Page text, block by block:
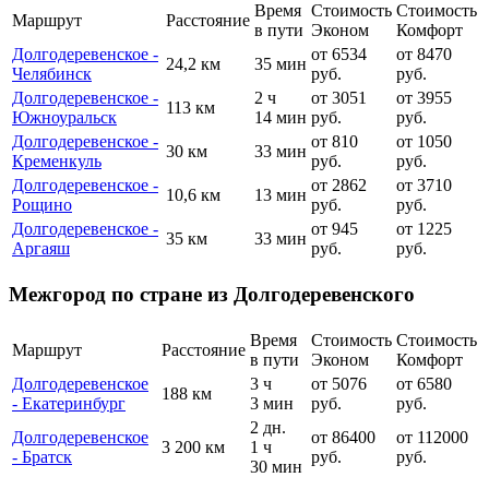
Маршрут Расстояние
Время
в пути
Стоимость
Эконом
Стоимость
Комфорт
Долгодеревенское -
Челябинск
24,2 км 35 мин
от 6534
руб.
от 8470
руб.
Долгодеревенское -
Южноуральск
113 км
2 ч
14 мин
от 3051
руб.
от 3955
руб.
Долгодеревенское -
Кременкуль
30 км 33 мин
от 810
руб.
от 1050
руб.
Долгодеревенское -
Рощино
10,6 км 13 мин
от 2862
руб.
от 3710
руб.
Долгодеревенское -
Аргаяш
35 км 33 мин
от 945
руб.
от 1225
руб.
Межгород по стране из Долгодеревенского
Маршрут Расстояние
Время
в пути
Стоимость
Эконом
Стоимость
Комфорт
Долгодеревенское
- Екатеринбург
188 км
3 ч
3 мин
от 5076
руб.
от 6580
руб.
Долгодеревенское
- Братск
3 200 км
2 дн.
1 ч
30 мин
от 86400
руб.
от 112000
руб.